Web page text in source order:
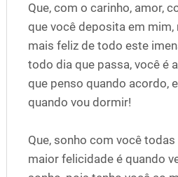
Que, com o carinho, amor,
que você deposita em mim,
mais feliz de todo este
todo dia que passa, você é
que penso quando acordo,
quando vou dormir!
Que, sonho com você
maior felicidade é quando